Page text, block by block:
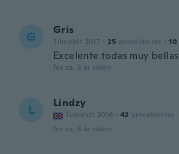
G Gris
Tilmeldt 2017 · 25 anmeldelser · 10
Excelente todas muy bellas
for ca. 6 år siden
L Lindzy
Tilmeldt 2016 · 42 anmeldelser
for ca. 6 år siden